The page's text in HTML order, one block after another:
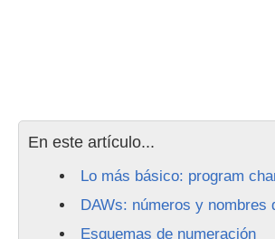
En este artículo...
Lo más básico: program
DAWs: números y nombres
Esquemas de numeración